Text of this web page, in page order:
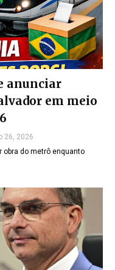
anunciar
em meio
26, 2026
obra do metrô enquanto